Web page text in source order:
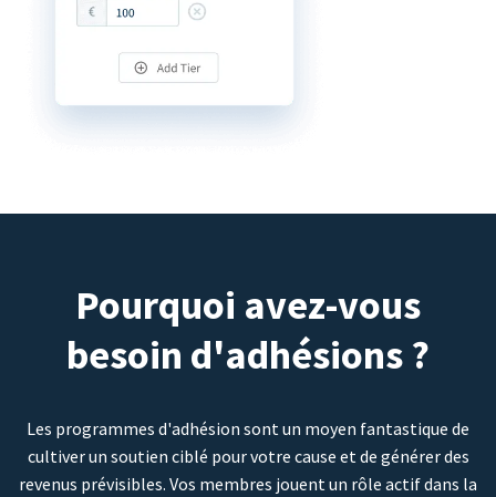
Pourquoi avez-vous
besoin d'adhésions ?
Les programmes d'adhésion sont un moyen fantastique de
cultiver un soutien ciblé pour votre cause et de générer des
revenus prévisibles. Vos membres jouent un rôle actif dans la